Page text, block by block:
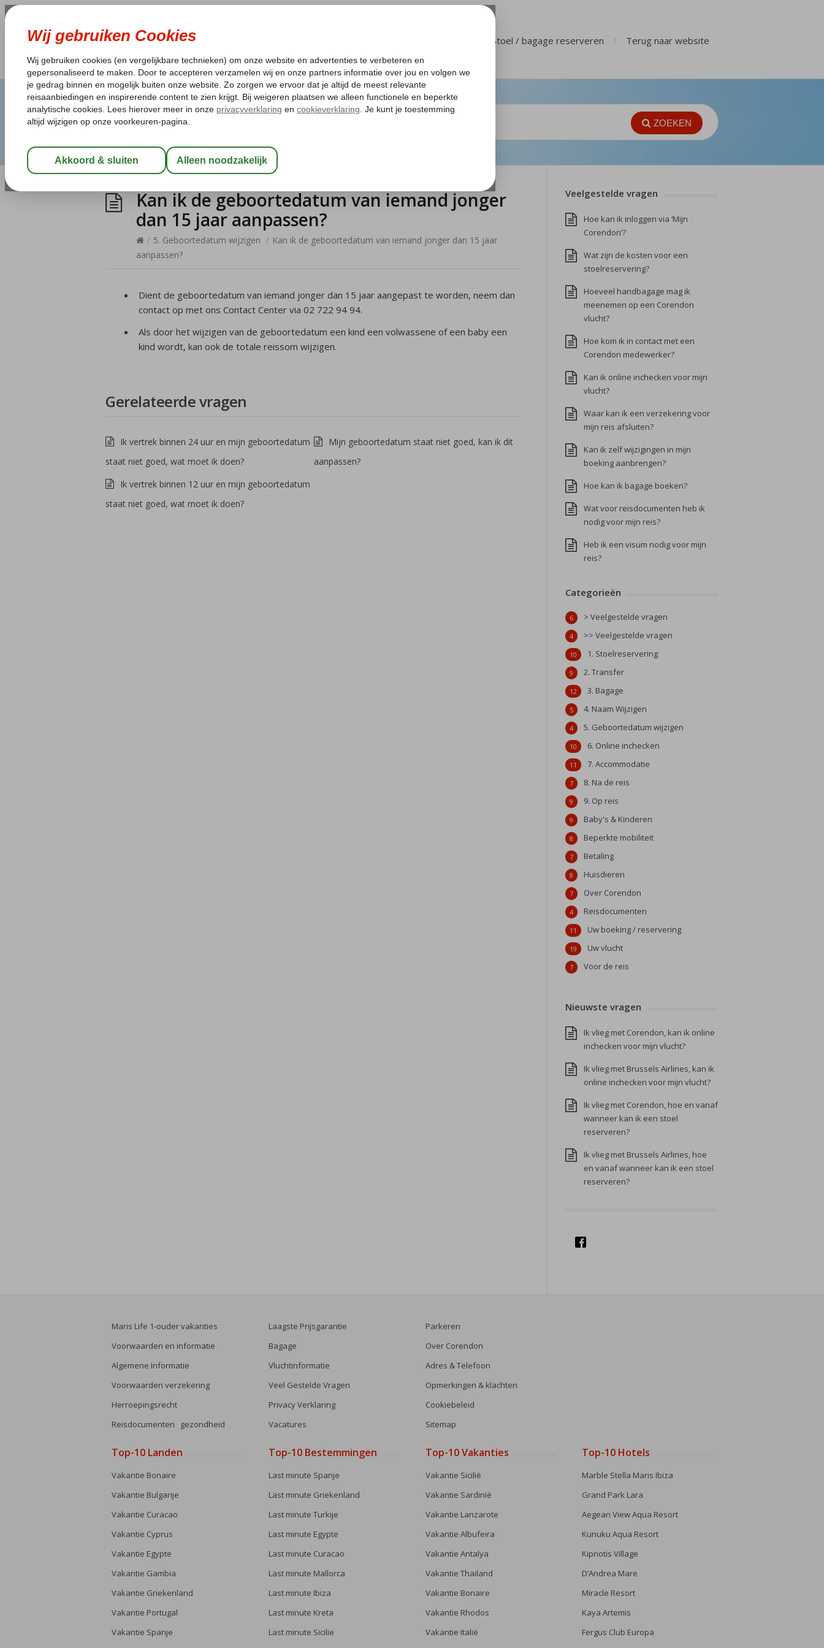
Stoel / bagage reserveren Terug naar website
ZOEKEN
Kan ik de geboortedatum van iemand jonger
dan 15 jaar aanpassen?
/ 5. Geboortedatum wijzigen / Kan ik de geboortedatum van iemand jonger dan 15 jaar
aanpassen?
Dient de geboortedatum van iemand jonger dan 15 jaar aangepast te worden, neem dan
contact op met ons Contact Center via 02 722 94 94.
Als door het wijzigen van de geboortedatum een kind een volwassene of een baby een
kind wordt, kan ook de totale reissom wijzigen.
Gerelateerde vragen
Ik vertrek binnen 24 uur en mijn geboortedatum
staat niet goed, wat moet ik doen?
Mijn geboortedatum staat niet goed, kan ik dit
aanpassen?
Ik vertrek binnen 12 uur en mijn geboortedatum
staat niet goed, wat moet ik doen?
Veelgestelde vragen
Hoe kan ik inloggen via ‘Mijn
Corendon’?
Wat zijn de kosten voor een
stoelreservering?
Hoeveel handbagage mag ik
meenemen op een Corendon
vlucht?
Hoe kom ik in contact met een
Corendon medewerker?
Kan ik online inchecken voor mijn
vlucht?
Waar kan ik een verzekering voor
mijn reis afsluiten?
Kan ik zelf wijzigingen in mijn
boeking aanbrengen?
Hoe kan ik bagage boeken?
Wat voor reisdocumenten heb ik
nodig voor mijn reis?
Heb ik een visum nodig voor mijn
reis?
Categorieën
> Veelgestelde vragen
6
>> Veelgestelde vragen
4
1. Stoelreservering
10
2. Transfer
9
3. Bagage
12
4. Naam Wijzigen
5
5. Geboortedatum wijzigen
4
6. Online inchecken
10
7. Accommodatie
11
8. Na de reis
7
9. Op reis
9
Baby's & Kinderen
9
Beperkte mobiliteit
8
Betaling
7
Huisdieren
8
Over Corendon
7
Reisdocumenten
4
Uw boeking / reservering
11
Uw vlucht
19
Voor de reis
7
Nieuwste vragen
Ik vlieg met Corendon, kan ik online
inchecken voor mijn vlucht?
Ik vlieg met Brussels Airlines, kan ik
online inchecken voor mijn vlucht?
Ik vlieg met Corendon, hoe en vanaf
wanneer kan ik een stoel
reserveren?
Ik vlieg met Brussels Airlines, hoe
en vanaf wanneer kan ik een stoel
reserveren?
Maris Life 1-ouder vakanties
Voorwaarden en informatie
Algemene Informatie
Voorwaarden verzekering
Herroepingsrecht
Reisdocumenten gezondheid
Laagste Prijsgarantie
Bagage
Vluchtinformatie
Veel Gestelde Vragen
Privacy Verklaring
Vacatures
Parkeren
Over Corendon
Adres & Telefoon
Opmerkingen & klachten
Cookiebeleid
Sitemap
Top-10 Landen
Vakantie Bonaire
Vakantie Bulgarije
Vakantie Curacao
Vakantie Cyprus
Vakantie Egypte
Vakantie Gambia
Vakantie Griekenland
Vakantie Portugal
Vakantie Spanje
Top-10 Bestemmingen
Last minute Spanje
Last minute Griekenland
Last minute Turkije
Last minute Egypte
Last minute Curacao
Last minute Mallorca
Last minute Ibiza
Last minute Kreta
Last minute Sicilie
Top-10 Vakanties
Vakantie Sicilië
Vakantie Sardinië
Vakantie Lanzarote
Vakantie Albufeira
Vakantie Antalya
Vakantie Thailand
Vakantie Bonaire
Vakantie Rhodos
Vakantie Italië
Top-10 Hotels
Marble Stella Maris Ibiza
Grand Park Lara
Aegean View Aqua Resort
Kunuku Aqua Resort
Kipriotis Village
D’Andrea Mare
Miracle Resort
Kaya Artemis
Fergus Club Europa